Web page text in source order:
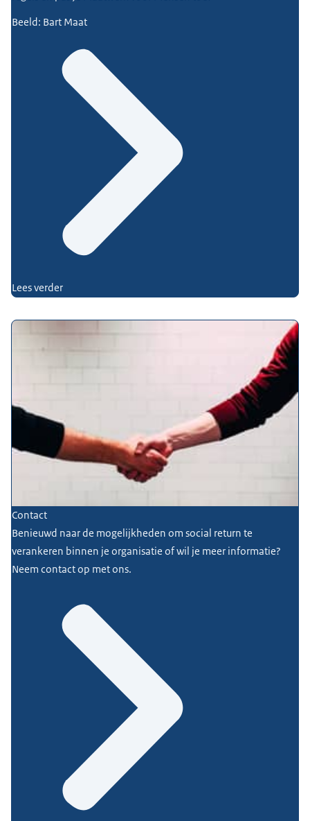
Beeld: Bart Maat
Lees verder
Contact
Benieuwd naar de mogelijkheden om social return te
verankeren binnen je organisatie of wil je meer informatie?
Neem contact op met ons.